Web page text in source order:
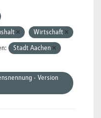
Wirtschaft
Stadt Aachen
- Version